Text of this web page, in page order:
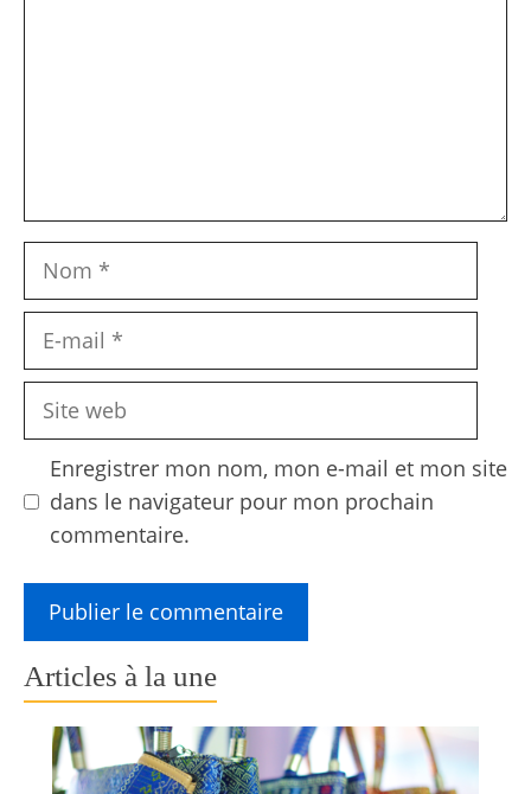
Nom
Site
Enregistrer mon nom, mon e-mail et mon site
dans le navigateur pour mon prochain
commentaire.
Articles à la une